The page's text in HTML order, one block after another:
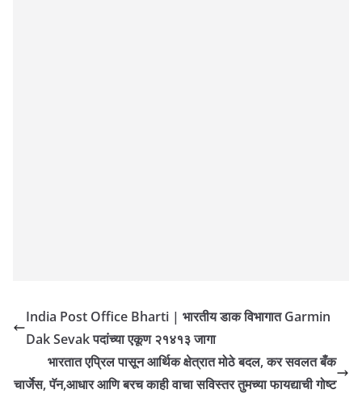
India Post Office Bharti | भारतीय डाक विभागात Garmin
Dak Sevak पदांच्या एकूण २१४१३ जागा
भारतात एप्रिल पासून आर्थिक क्षेत्रात मोठे बदल, कर सवलत बँक
चार्जेस, पॅन,आधार आणि बरच काही वाचा सविस्तर तुमच्या फायद्याची गोष्ट